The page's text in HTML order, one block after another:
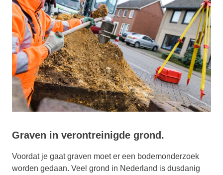
Graven in verontreinigde grond.
Voordat je gaat graven moet er een bodemonderzoek
worden gedaan. Veel grond in Nederland is dusdanig